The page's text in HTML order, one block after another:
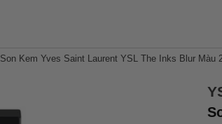
Son Kem Yves Saint Laurent YSL The Inks Blur Màu